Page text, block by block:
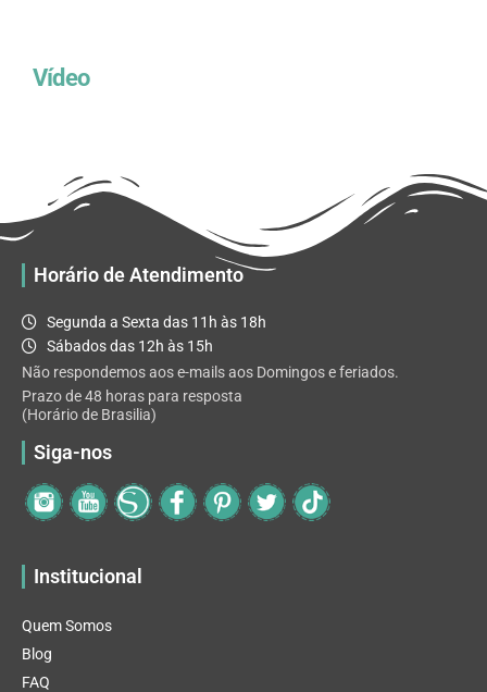
Vídeo
Horário de Atendimento
Segunda a Sexta das 11h às 18h
Sábados das 12h às 15h
Não respondemos aos e-mails aos Domingos e feriados.
Prazo de 48 horas para resposta
(Horário de Brasilia)
Siga-nos
Institucional
Quem Somos
Blog
FAQ